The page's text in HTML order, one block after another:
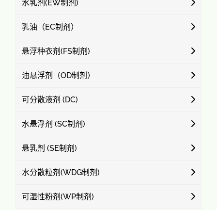
水乳剂(EW制剂)
乳油（EC制剂）
悬浮种衣剂(FS制剂)
油悬浮剂（OD制剂）
可分散液剂 (DC)
水悬浮剂 (SC制剂)
悬乳剂 (SE制剂)
水分散粒剂(WDG制剂)
可湿性粉剂(WP制剂)